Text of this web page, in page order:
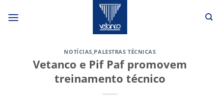
NOTÍCIAS,PALESTRAS TÉCNICAS
Vetanco e Pif Paf promovem
treinamento técnico